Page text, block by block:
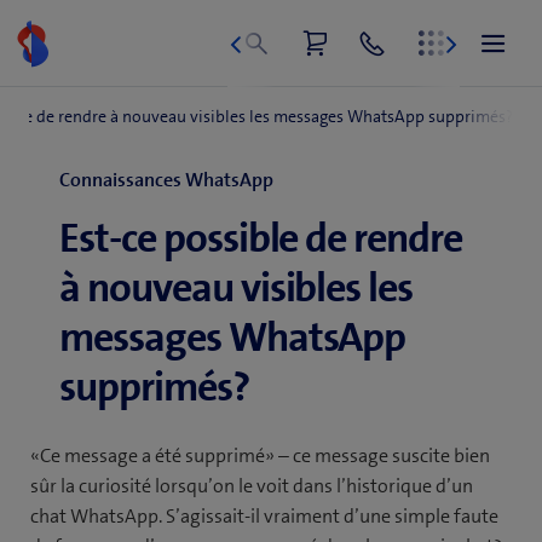
au
contenu
Connaissances WhatsApp
Est-ce possible de rendre
à nouveau visibles les
messages WhatsApp
supprimés?
«Ce message a été supprimé» – ce message suscite bien
sûr la curiosité lorsqu’on le voit dans l’historique d’un
chat WhatsApp. S’agissait-il vraiment d’une simple faute